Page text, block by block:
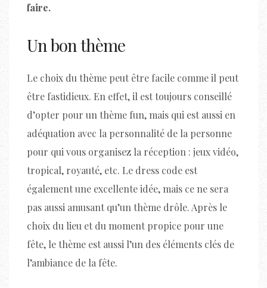
faire.
Un bon thème
Le choix du thème peut être facile comme il peut
être fastidieux. En effet, il est toujours conseillé
d’opter pour un thème fun, mais qui est aussi en
adéquation avec la personnalité de la personne
pour qui vous organisez la réception : jeux vidéo,
tropical, royauté, etc. Le dress code est
également une excellente idée, mais ce ne sera
pas aussi amusant qu’un thème drôle. Après le
choix du lieu et du moment propice pour une
fête, le thème est aussi l’un des éléments clés de
l’ambiance de la fête.